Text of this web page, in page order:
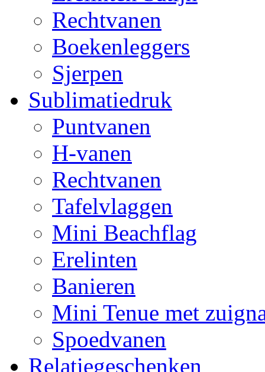
Rechtvanen
Boekenleggers
Sjerpen
Sublimatiedruk
Puntvanen
H-vanen
Rechtvanen
Tafelvlaggen
Mini Beachflag
Erelinten
Banieren
Mini Tenue met
Spoedvanen
Relatiegeschenken